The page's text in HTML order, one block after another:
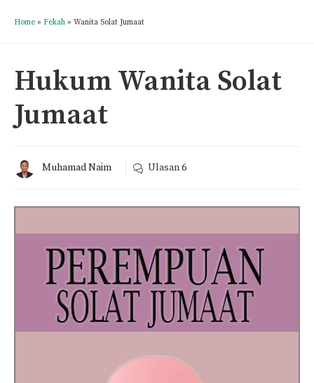
Home » Fekah » Wanita Solat Jumaat
Hukum Wanita Solat
Jumaat
Muhamad Naim Ulasan6